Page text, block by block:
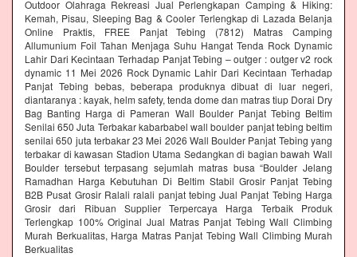
Outdoor Olahraga Rekreasi Jual Perlengkapan Camping & Hiking:
Kemah, Pisau, Sleeping Bag & Cooler Terlengkap di Lazada Belanja
Online Praktis, FREE Panjat Tebing (7812) Matras Camping
Allumunium Foil Tahan Menjaga Suhu Hangat Tenda Rock Dynamic
Lahir Dari Kecintaan Terhadap Panjat Tebing – outger : outger v2 rock
dynamic 11 Mei 2026 Rock Dynamic Lahir Dari Kecintaan Terhadap
Panjat Tebing bebas, beberapa produknya dibuat di luar negeri,
diantaranya : kayak, helm safety, tenda dome dan matras tiup Dorai Dry
Bag Banting Harga di Pameran Wall Boulder Panjat Tebing Beltim
Senilai 650 Juta Terbakar kabarbabel wall boulder panjat tebing beltim
senilai 650 juta terbakar 23 Mei 2026 Wall Boulder Panjat Tebing yang
terbakar di kawasan Stadion Utama Sedangkan di bagian bawah Wall
Boulder tersebut terpasang sejumlah matras busa “Boulder Jelang
Ramadhan Harga Kebutuhan Di Beltim Stabil Grosir Panjat Tebing
B2B Pusat Grosir Ralali‎ ralali panjat tebing‎ Jual Panjat Tebing Harga
Grosir dari Ribuan Supplier Terpercaya Harga Terbaik Produk
Terlengkap 100% Original Jual Matras Panjat Tebing Wall Climbing
Murah Berkualitas, Harga Matras Panjat Tebing Wall Climbing Murah
Berkualitas